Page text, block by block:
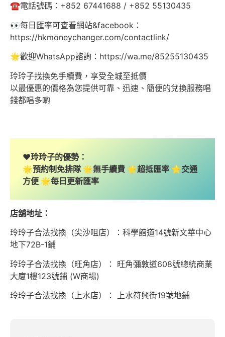
☎️電話號碼：+852 67441688 / +852 55130435
👀每日匯率可查看網站&facebook：
https://hkmoneychanger.com/contactlink/
🌟歡迎WhatsApp諮詢：https://wa.me/85255130435
玲玲子找換免手續費，享受全城至抵價
以最優惠的價格為您提供可靠、迅速、簡便的兌換服務唱
錢都唱多啲
❤️玲玲子的優勢：
🌟預約制免排隊 🌟無手續費 🌟超抵匯率 🌟交通
方便 🌟每日更新匯率
店舖地址：
玲玲子合法找換（尖沙咀店）：科學館道14號新文華中心
地下72B-1鋪
玲玲子合法找換（旺角店）： 旺角彌敦道608號總統商業
大廈1樓123號鋪 (W商場)
玲玲子合法找換（上水店）： 上水符興街19號地鋪